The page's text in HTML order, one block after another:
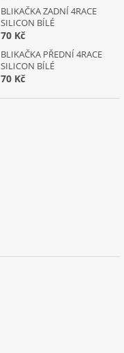
BLIKAČKA ZADNÍ 4RACE
SILICON BÍLÉ
70 Kč
BLIKAČKA PŘEDNÍ 4RACE
SILICON BÍLÉ
70 Kč